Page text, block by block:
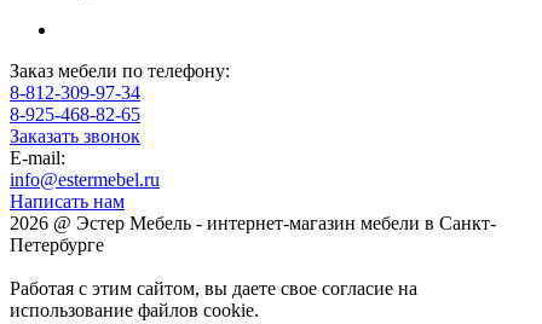
Заказ мебели по телефону:
8-812-309-97-34
8-925-468-82-65
Заказать звонок
E-mail:
info@estermebel.ru
Написать нам
2026 @ Эстер Мебель - интернет-магазин мебели в Санкт-
Петербурге
Работая с этим сайтом, вы даете свое согласие на
использование файлов cookie.